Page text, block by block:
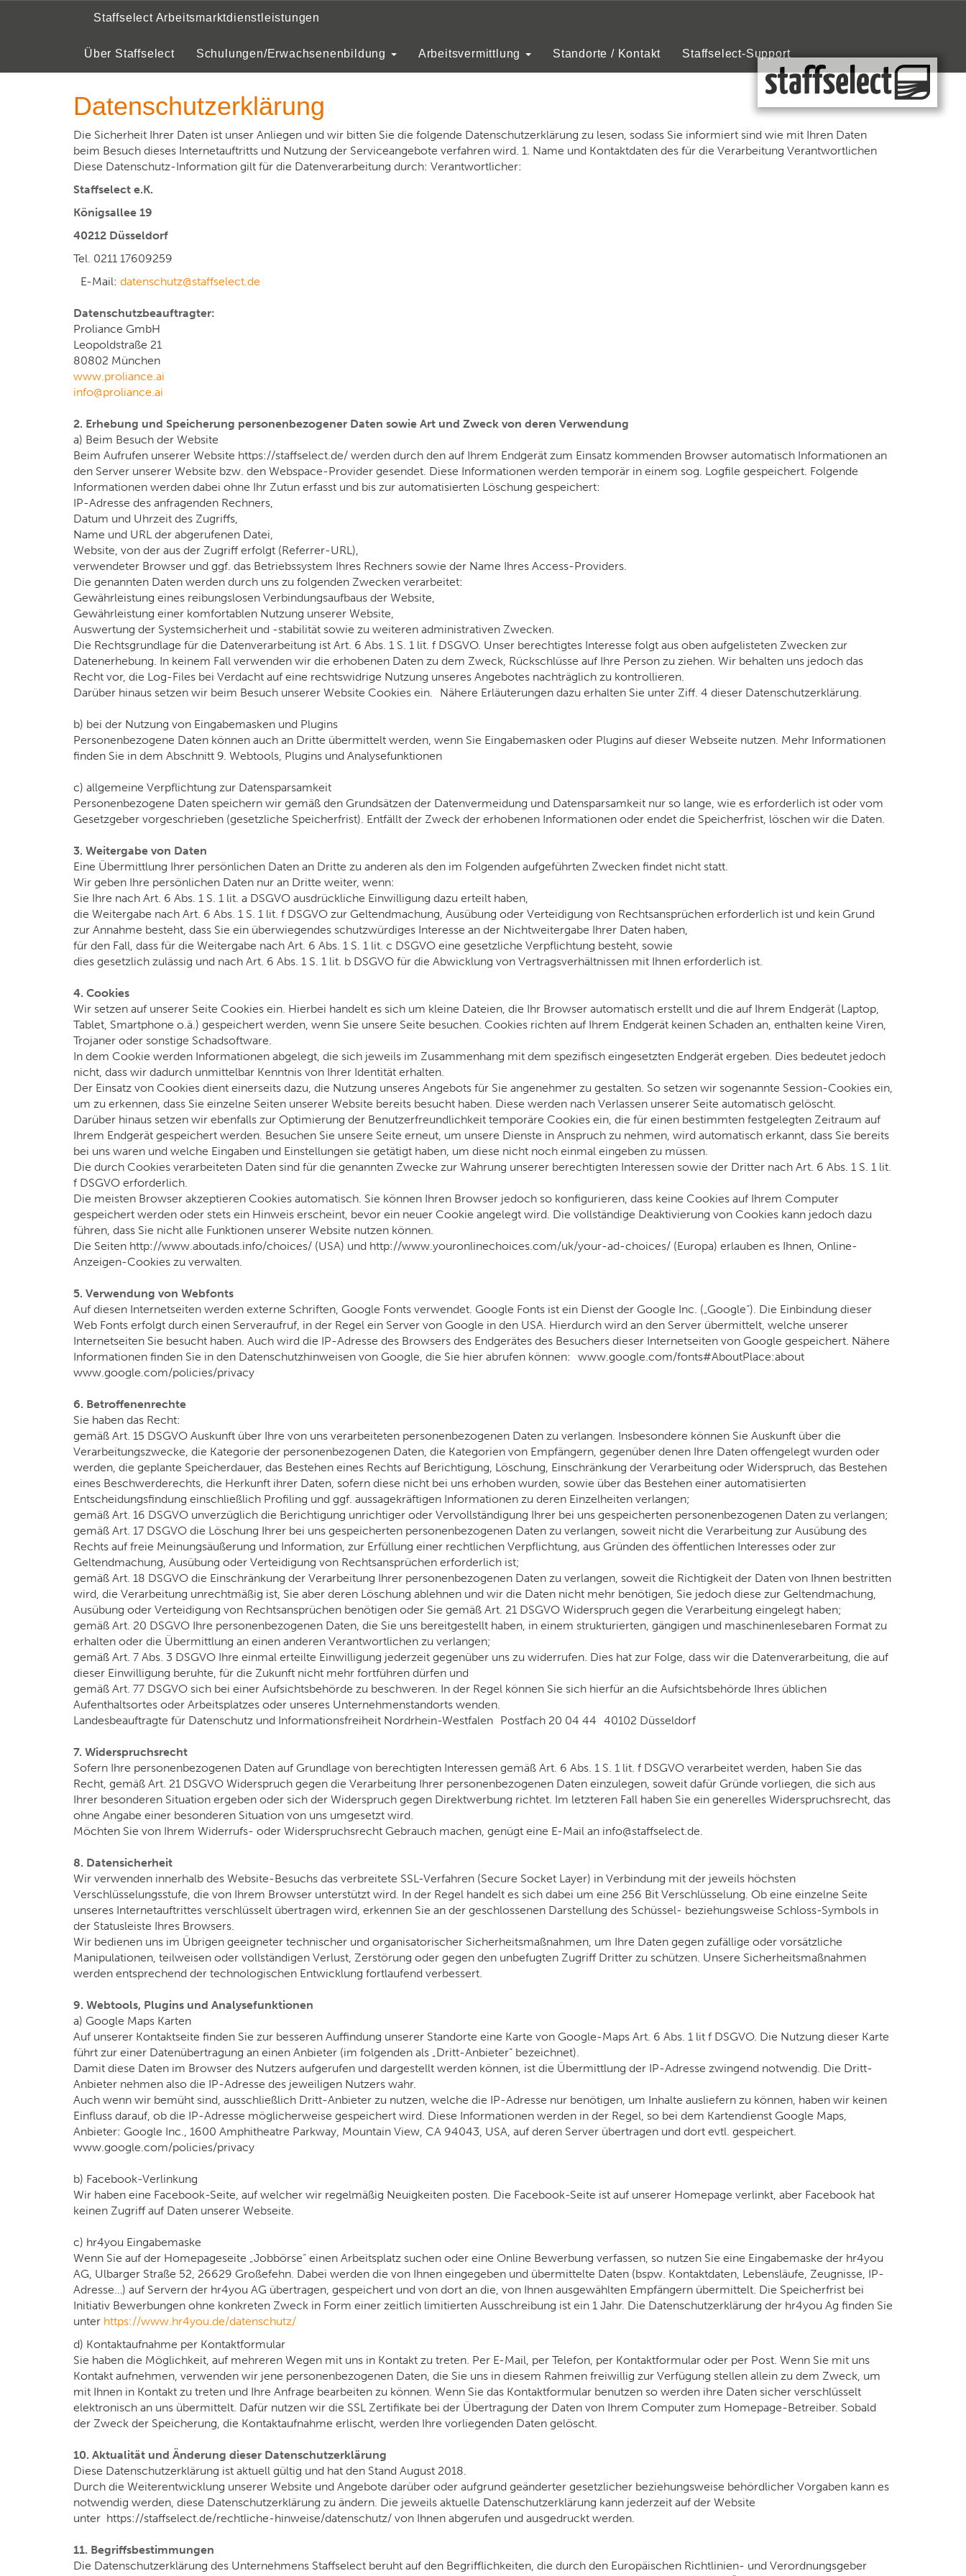
Staffselect Arbeitsmarktdienstleistungen
Über Staffselect Schulungen/Erwachsenenbildung Arbeitsvermittlung Standorte / Kontakt Staffselect-Support
Staffselect Arbeitsmarktdienstleistungen Datenschutz
Datenschutzerklärung
Die Sicherheit Ihrer Daten ist unser Anliegen und wir bitten Sie die folgende Datenschutzerklärung zu lesen, sodass Sie informiert sind wie mit Ihren Daten
beim Besuch dieses Internetauftritts und Nutzung der Serviceangebote verfahren wird. 1. Name und Kontaktdaten des für die Verarbeitung Verantwortlichen
Diese Datenschutz-Information gilt für die Datenverarbeitung durch: Verantwortlicher:
Staffselect e.K.
Königsallee 19
40212 Düsseldorf
Tel. 0211 17609259
E-Mail: datenschutz@staffselect.de
Datenschutzbeauftragter:
Proliance GmbH
Leopoldstraße 21
80802 München
www.proliance.ai
info@proliance.ai
2. Erhebung und Speicherung personenbezogener Daten sowie Art und Zweck von deren Verwendung
a) Beim Besuch der Website
Beim Aufrufen unserer Website https://staffselect.de/ werden durch den auf Ihrem Endgerät zum Einsatz kommenden Browser automatisch Informationen an
den Server unserer Website bzw. den Webspace-Provider gesendet. Diese Informationen werden temporär in einem sog. Logfile gespeichert. Folgende
Informationen werden dabei ohne Ihr Zutun erfasst und bis zur automatisierten Löschung gespeichert:
IP-Adresse des anfragenden Rechners,
Datum und Uhrzeit des Zugriffs,
Name und URL der abgerufenen Datei,
Website, von der aus der Zugriff erfolgt (Referrer-URL),
verwendeter Browser und ggf. das Betriebssystem Ihres Rechners sowie der Name Ihres Access-Providers.
Die genannten Daten werden durch uns zu folgenden Zwecken verarbeitet:
Gewährleistung eines reibungslosen Verbindungsaufbaus der Website,
Gewährleistung einer komfortablen Nutzung unserer Website,
Auswertung der Systemsicherheit und -stabilität sowie zu weiteren administrativen Zwecken.
Die Rechtsgrundlage für die Datenverarbeitung ist Art. 6 Abs. 1 S. 1 lit. f DSGVO. Unser berechtigtes Interesse folgt aus oben aufgelisteten Zwecken zur
Datenerhebung. In keinem Fall verwenden wir die erhobenen Daten zu dem Zweck, Rückschlüsse auf Ihre Person zu ziehen. Wir behalten uns jedoch das
Recht vor, die Log-Files bei Verdacht auf eine rechtswidrige Nutzung unseres Angebotes nachträglich zu kontrollieren.
Darüber hinaus setzen wir beim Besuch unserer Website Cookies ein. Nähere Erläuterungen dazu erhalten Sie unter Ziff. 4 dieser Datenschutzerklärung.
b) bei der Nutzung von Eingabemasken und Plugins
Personenbezogene Daten können auch an Dritte übermittelt werden, wenn Sie Eingabemasken oder Plugins auf dieser Webseite nutzen. Mehr Informationen
finden Sie in dem Abschnitt 9. Webtools, Plugins und Analysefunktionen
c) allgemeine Verpflichtung zur Datensparsamkeit
Personenbezogene Daten speichern wir gemäß den Grundsätzen der Datenvermeidung und Datensparsamkeit nur so lange, wie es erforderlich ist oder vom
Gesetzgeber vorgeschrieben (gesetzliche Speicherfrist). Entfällt der Zweck der erhobenen Informationen oder endet die Speicherfrist, löschen wir die Daten.
3. Weitergabe von Daten
Eine Übermittlung Ihrer persönlichen Daten an Dritte zu anderen als den im Folgenden aufgeführten Zwecken findet nicht statt.
Wir geben Ihre persönlichen Daten nur an Dritte weiter, wenn:
Sie Ihre nach Art. 6 Abs. 1 S. 1 lit. a DSGVO ausdrückliche Einwilligung dazu erteilt haben,
die Weitergabe nach Art. 6 Abs. 1 S. 1 lit. f DSGVO zur Geltendmachung, Ausübung oder Verteidigung von Rechtsansprüchen erforderlich ist und kein Grund
zur Annahme besteht, dass Sie ein überwiegendes schutzwürdiges Interesse an der Nichtweitergabe Ihrer Daten haben,
für den Fall, dass für die Weitergabe nach Art. 6 Abs. 1 S. 1 lit. c DSGVO eine gesetzliche Verpflichtung besteht, sowie
dies gesetzlich zulässig und nach Art. 6 Abs. 1 S. 1 lit. b DSGVO für die Abwicklung von Vertragsverhältnissen mit Ihnen erforderlich ist.
4. Cookies
Wir setzen auf unserer Seite Cookies ein. Hierbei handelt es sich um kleine Dateien, die Ihr Browser automatisch erstellt und die auf Ihrem Endgerät (Laptop,
Tablet, Smartphone o.ä.) gespeichert werden, wenn Sie unsere Seite besuchen. Cookies richten auf Ihrem Endgerät keinen Schaden an, enthalten keine Viren,
Trojaner oder sonstige Schadsoftware.
In dem Cookie werden Informationen abgelegt, die sich jeweils im Zusammenhang mit dem spezifisch eingesetzten Endgerät ergeben. Dies bedeutet jedoch
nicht, dass wir dadurch unmittelbar Kenntnis von Ihrer Identität erhalten.
Der Einsatz von Cookies dient einerseits dazu, die Nutzung unseres Angebots für Sie angenehmer zu gestalten. So setzen wir sogenannte Session-Cookies ein,
um zu erkennen, dass Sie einzelne Seiten unserer Website bereits besucht haben. Diese werden nach Verlassen unserer Seite automatisch gelöscht.
Darüber hinaus setzen wir ebenfalls zur Optimierung der Benutzerfreundlichkeit temporäre Cookies ein, die für einen bestimmten festgelegten Zeitraum auf
Ihrem Endgerät gespeichert werden. Besuchen Sie unsere Seite erneut, um unsere Dienste in Anspruch zu nehmen, wird automatisch erkannt, dass Sie bereits
bei uns waren und welche Eingaben und Einstellungen sie getätigt haben, um diese nicht noch einmal eingeben zu müssen.
Die durch Cookies verarbeiteten Daten sind für die genannten Zwecke zur Wahrung unserer berechtigten Interessen sowie der Dritter nach Art. 6 Abs. 1 S. 1 lit.
f DSGVO erforderlich.
Die meisten Browser akzeptieren Cookies automatisch. Sie können Ihren Browser jedoch so konfigurieren, dass keine Cookies auf Ihrem Computer
gespeichert werden oder stets ein Hinweis erscheint, bevor ein neuer Cookie angelegt wird. Die vollständige Deaktivierung von Cookies kann jedoch dazu
führen, dass Sie nicht alle Funktionen unserer Website nutzen können.
Die Seiten http://www.aboutads.info/choices/ (USA) und http://www.youronlinechoices.com/uk/your-ad-choices/ (Europa) erlauben es Ihnen, Online-
Anzeigen-Cookies zu verwalten.
5. Verwendung von Webfonts
Auf diesen Internetseiten werden externe Schriften, Google Fonts verwendet. Google Fonts ist ein Dienst der Google Inc. („Google“). Die Einbindung dieser
Web Fonts erfolgt durch einen Serveraufruf, in der Regel ein Server von Google in den USA. Hierdurch wird an den Server übermittelt, welche unserer
Internetseiten Sie besucht haben. Auch wird die IP-Adresse des Browsers des Endgerätes des Besuchers dieser Internetseiten von Google gespeichert. Nähere
Informationen finden Sie in den Datenschutzhinweisen von Google, die Sie hier abrufen können: www.google.com/fonts#AboutPlace:about
www.google.com/policies/privacy
6. Betroffenenrechte
Sie haben das Recht:
gemäß Art. 15 DSGVO Auskunft über Ihre von uns verarbeiteten personenbezogenen Daten zu verlangen. Insbesondere können Sie Auskunft über die
Verarbeitungszwecke, die Kategorie der personenbezogenen Daten, die Kategorien von Empfängern, gegenüber denen Ihre Daten offengelegt wurden oder
werden, die geplante Speicherdauer, das Bestehen eines Rechts auf Berichtigung, Löschung, Einschränkung der Verarbeitung oder Widerspruch, das Bestehen
eines Beschwerderechts, die Herkunft ihrer Daten, sofern diese nicht bei uns erhoben wurden, sowie über das Bestehen einer automatisierten
Entscheidungsfindung einschließlich Profiling und ggf. aussagekräftigen Informationen zu deren Einzelheiten verlangen;
gemäß Art. 16 DSGVO unverzüglich die Berichtigung unrichtiger oder Vervollständigung Ihrer bei uns gespeicherten personenbezogenen Daten zu verlangen;
gemäß Art. 17 DSGVO die Löschung Ihrer bei uns gespeicherten personenbezogenen Daten zu verlangen, soweit nicht die Verarbeitung zur Ausübung des
Rechts auf freie Meinungsäußerung und Information, zur Erfüllung einer rechtlichen Verpflichtung, aus Gründen des öffentlichen Interesses oder zur
Geltendmachung, Ausübung oder Verteidigung von Rechtsansprüchen erforderlich ist;
gemäß Art. 18 DSGVO die Einschränkung der Verarbeitung Ihrer personenbezogenen Daten zu verlangen, soweit die Richtigkeit der Daten von Ihnen bestritten
wird, die Verarbeitung unrechtmäßig ist, Sie aber deren Löschung ablehnen und wir die Daten nicht mehr benötigen, Sie jedoch diese zur Geltendmachung,
Ausübung oder Verteidigung von Rechtsansprüchen benötigen oder Sie gemäß Art. 21 DSGVO Widerspruch gegen die Verarbeitung eingelegt haben;
gemäß Art. 20 DSGVO Ihre personenbezogenen Daten, die Sie uns bereitgestellt haben, in einem strukturierten, gängigen und maschinenlesebaren Format zu
erhalten oder die Übermittlung an einen anderen Verantwortlichen zu verlangen;
gemäß Art. 7 Abs. 3 DSGVO Ihre einmal erteilte Einwilligung jederzeit gegenüber uns zu widerrufen. Dies hat zur Folge, dass wir die Datenverarbeitung, die auf
dieser Einwilligung beruhte, für die Zukunft nicht mehr fortführen dürfen und
gemäß Art. 77 DSGVO sich bei einer Aufsichtsbehörde zu beschweren. In der Regel können Sie sich hierfür an die Aufsichtsbehörde Ihres üblichen
Aufenthaltsortes oder Arbeitsplatzes oder unseres Unternehmenstandorts wenden.
Landesbeauftragte für Datenschutz und Informationsfreiheit Nordrhein-Westfalen Postfach 20 04 44 40102 Düsseldorf
7. Widerspruchsrecht
Sofern Ihre personenbezogenen Daten auf Grundlage von berechtigten Interessen gemäß Art. 6 Abs. 1 S. 1 lit. f DSGVO verarbeitet werden, haben Sie das
Recht, gemäß Art. 21 DSGVO Widerspruch gegen die Verarbeitung Ihrer personenbezogenen Daten einzulegen, soweit dafür Gründe vorliegen, die sich aus
Ihrer besonderen Situation ergeben oder sich der Widerspruch gegen Direktwerbung richtet. Im letzteren Fall haben Sie ein generelles Widerspruchsrecht, das
ohne Angabe einer besonderen Situation von uns umgesetzt wird.
Möchten Sie von Ihrem Widerrufs- oder Widerspruchsrecht Gebrauch machen, genügt eine E-Mail an info@staffselect.de.
8. Datensicherheit
Wir verwenden innerhalb des Website-Besuchs das verbreitete SSL-Verfahren (Secure Socket Layer) in Verbindung mit der jeweils höchsten
Verschlüsselungsstufe, die von Ihrem Browser unterstützt wird. In der Regel handelt es sich dabei um eine 256 Bit Verschlüsselung. Ob eine einzelne Seite
unseres Internetauftrittes verschlüsselt übertragen wird, erkennen Sie an der geschlossenen Darstellung des Schüssel- beziehungsweise Schloss-Symbols in
der Statusleiste Ihres Browsers.
Wir bedienen uns im Übrigen geeigneter technischer und organisatorischer Sicherheitsmaßnahmen, um Ihre Daten gegen zufällige oder vorsätzliche
Manipulationen, teilweisen oder vollständigen Verlust, Zerstörung oder gegen den unbefugten Zugriff Dritter zu schützen. Unsere Sicherheitsmaßnahmen
werden entsprechend der technologischen Entwicklung fortlaufend verbessert.
9. Webtools, Plugins und Analysefunktionen
a) Google Maps Karten
Auf unserer Kontaktseite finden Sie zur besseren Auffindung unserer Standorte eine Karte von Google-Maps Art. 6 Abs. 1 lit f DSGVO. Die Nutzung dieser Karte
führt zur einer Datenübertragung an einen Anbieter (im folgenden als „Dritt-Anbieter“ bezeichnet).
Damit diese Daten im Browser des Nutzers aufgerufen und dargestellt werden können, ist die Übermittlung der IP-Adresse zwingend notwendig. Die Dritt-
Anbieter nehmen also die IP-Adresse des jeweiligen Nutzers wahr.
Auch wenn wir bemüht sind, ausschließlich Dritt-Anbieter zu nutzen, welche die IP-Adresse nur benötigen, um Inhalte ausliefern zu können, haben wir keinen
Einfluss darauf, ob die IP-Adresse möglicherweise gespeichert wird. Diese Informationen werden in der Regel, so bei dem Kartendienst Google Maps,
Anbieter: Google Inc., 1600 Amphitheatre Parkway, Mountain View, CA 94043, USA, auf deren Server übertragen und dort evtl. gespeichert.
www.google.com/policies/privacy
b) Facebook-Verlinkung
Wir haben eine Facebook-Seite, auf welcher wir regelmäßig Neuigkeiten posten. Die Facebook-Seite ist auf unserer Homepage verlinkt, aber Facebook hat
keinen Zugriff auf Daten unserer Webseite.
c) hr4you Eingabemaske
Wenn Sie auf der Homepageseite „Jobbörse“ einen Arbeitsplatz suchen oder eine Online Bewerbung verfassen, so nutzen Sie eine Eingabemaske der hr4you
AG, Ulbarger Straße 52, 26629 Großefehn. Dabei werden die von Ihnen eingegeben und übermittelte Daten (bspw. Kontaktdaten, Lebensläufe, Zeugnisse, IP-
Adresse…) auf Servern der hr4you AG übertragen, gespeichert und von dort an die, von Ihnen ausgewählten Empfängern übermittelt. Die Speicherfrist bei
Initiativ Bewerbungen ohne konkreten Zweck in Form einer zeitlich limitierten Ausschreibung ist ein 1 Jahr. Die Datenschutzerklärung der hr4you Ag finden Sie
unter https://www.hr4you.de/datenschutz/
d) Kontaktaufnahme per Kontaktformular
Sie haben die Möglichkeit, auf mehreren Wegen mit uns in Kontakt zu treten. Per E-Mail, per Telefon, per Kontaktformular oder per Post. Wenn Sie mit uns
Kontakt aufnehmen, verwenden wir jene personenbezogenen Daten, die Sie uns in diesem Rahmen freiwillig zur Verfügung stellen allein zu dem Zweck, um
mit Ihnen in Kontakt zu treten und Ihre Anfrage bearbeiten zu können. Wenn Sie das Kontaktformular benutzen so werden ihre Daten sicher verschlüsselt
elektronisch an uns übermittelt. Dafür nutzen wir die SSL Zertifikate bei der Übertragung der Daten von Ihrem Computer zum Homepage-Betreiber. Sobald
der Zweck der Speicherung, die Kontaktaufnahme erlischt, werden Ihre vorliegenden Daten gelöscht.
10. Aktualität und Änderung dieser Datenschutzerklärung
Diese Datenschutzerklärung ist aktuell gültig und hat den Stand August 2018.
Durch die Weiterentwicklung unserer Website und Angebote darüber oder aufgrund geänderter gesetzlicher beziehungsweise behördlicher Vorgaben kann es
notwendig werden, diese Datenschutzerklärung zu ändern. Die jeweils aktuelle Datenschutzerklärung kann jederzeit auf der Website
unter https://staffselect.de/rechtliche-hinweise/datenschutz/ von Ihnen abgerufen und ausgedruckt werden.
11. Begriffsbestimmungen
Die Datenschutzerklärung des Unternehmens Staffselect beruht auf den Begrifflichkeiten, die durch den Europäischen Richtlinien- und Verordnungsgeber